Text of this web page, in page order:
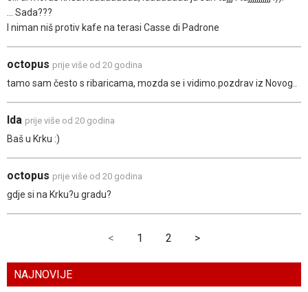
... Sada???
I niman niš protiv kafe na terasi Casse di Padrone
octopus prije više od 20 godina
tamo sam često s ribaricama, mozda se i vidimo.pozdrav iz Novog..
Ida prije više od 20 godina
Baš u Krku :)
octopus prije više od 20 godina
gdje si na Krku?u gradu?
< 1 2 >
NAJNOVIJE